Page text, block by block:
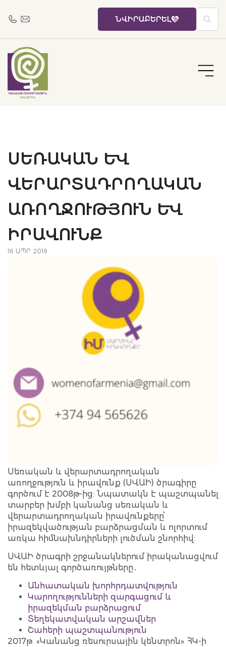
ՆՎԻՐԱԲԵՐԵԼ
ՍԵՌԱԿԱՆ ԵՒ Վ
ԵՐԱՐՏԱԴՐՈՂԱԿԱՆ Ա
ՌՈՂՋՈՒԹՅՈՒՆ ԵՒ ԻՐ
ԱՎՈՒՆՔ
16 ԱՊՐ 2019
Սեռական և վերարտադրողական
առողջություն և իրավունք (ՍՎԱԻ) ծրագիրը
գործում է 2008թ-ից: Նպատակն է պաշտպանել
տարբեր խմբի կանանց սեռական և
վերարտադրողական իրավունքերը՝
իրազեկվածության բարձրացման և ոլորտում
առկա հիմնախնդիրների լուծման շնորհիվ:
ՍՎԱԻ ծրագրի շրջանակներում իրականացվում
են հետևյալ գործառույթները․
Անհատական խորհրդատվություն
Կարողությունների զարգացում և
իրազեկման բարձրացում
Տեղեկատվական արշավներ
Շահերի պաշտպանություն
2017թ. «Կանանց ռեսուրսային կենտրոն» ՀԿ-ի